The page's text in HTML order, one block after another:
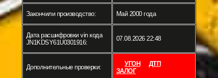
Закончили производство: Май 2000 года
Дата расшифровки vin кода
JN1KDSY61U0301916:
07.08.2026 22:48
Дополнительные проверки: УГОН
ДТП
ЗАЛОГ